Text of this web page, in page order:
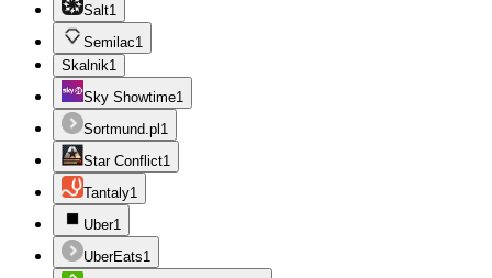
Salt1
Semilac1
Skalnik1
Sky Showtime1
Sortmund.pl 1
Star Conflict1
Tantaly1
Uber1
UberEats1